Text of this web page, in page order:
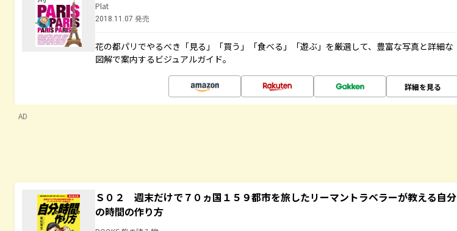
Plat
2018.11.07 発売
花の都パリでやるべき「見る」「買う」「食べる」「遊ぶ」を厳選して、豊富な写真と詳細な
図解で案内するビジュアルガイド。
詳細を見る
AD
Ｓ０２ 週末だけで７０ヵ国１５９都市を旅したリーマントラベラーが教える自分
の時間の作り方